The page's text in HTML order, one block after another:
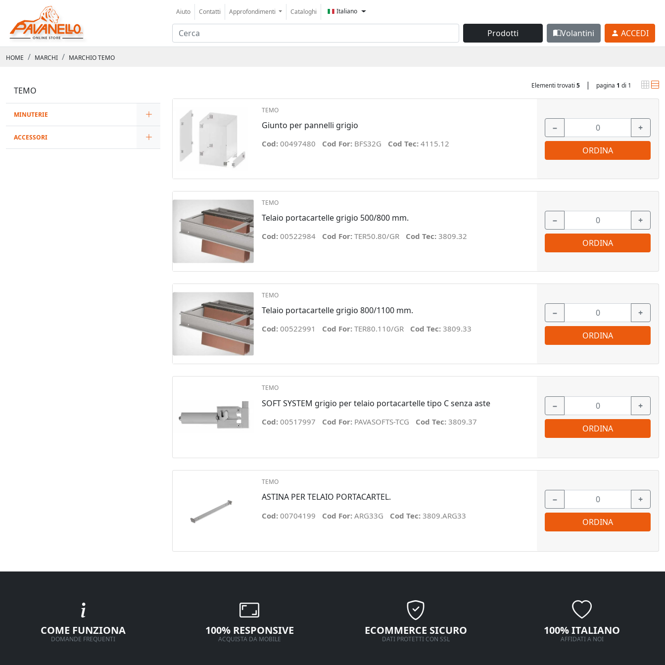
Aiuto Contatti Approfondimenti Cataloghi Italiano
Prodotti Volantini ACCEDI
HOME MARCHI MARCHIO TEMO
TEMO
MINUTERIE
ACCESSORI
Elementi trovati 5 | pagina 1 di 1
TEMO
Giunto per pannelli grigio
Cod: 00497480 Cod For: BFS32G Cod Tec: 4115.12
− +
ORDINA
TEMO
Telaio portacartelle grigio 500/800 mm.
Cod: 00522984 Cod For: TER50.80/GR Cod Tec: 3809.32
− +
ORDINA
TEMO
Telaio portacartelle grigio 800/1100 mm.
Cod: 00522991 Cod For: TER80.110/GR Cod Tec: 3809.33
− +
ORDINA
TEMO
SOFT SYSTEM grigio per telaio portacartelle tipo C senza aste
Cod: 00517997 Cod For: PAVASOFTS-TCG Cod Tec: 3809.37
− +
ORDINA
TEMO
ASTINA PER TELAIO PORTACARTEL.
Cod: 00704199 Cod For: ARG33G Cod Tec: 3809.ARG33
− +
ORDINA
COME FUNZIONA
DOMANDE FREQUENTI
100% RESPONSIVE
ACQUISTA DA MOBILE
ECOMMERCE SICURO
DATI PROTETTI CON SSL
100% ITALIANO
AFFIDATI A NOI